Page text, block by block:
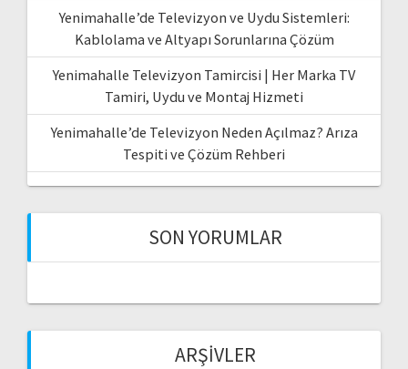
Yenimahalle’de Televizyon ve Uydu Sistemleri:
Kablolama ve Altyapı Sorunlarına Çözüm
Yenimahalle Televizyon Tamircisi | Her Marka TV
Tamiri, Uydu ve Montaj Hizmeti
Yenimahalle’de Televizyon Neden Açılmaz? Arıza
Tespiti ve Çözüm Rehberi
SON YORUMLAR
ARŞIVLER